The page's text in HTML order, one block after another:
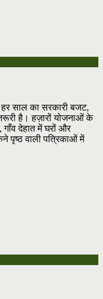
साल का सरकारी बजट,
है। हज़ारों योजनाओं के
देहात में घरों और
पृष्ठ वाली पत्रिकाओं में